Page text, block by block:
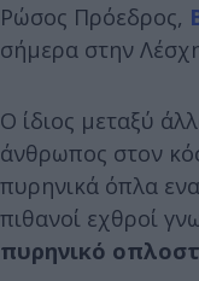
Ρώσος Πρόεδρος,
σήμερα στην
Ο ίδιος μεταξύ
άνθρωπος στον
πυρηνικά όπλα
πιθανοί εχθροί
πυρηνικό